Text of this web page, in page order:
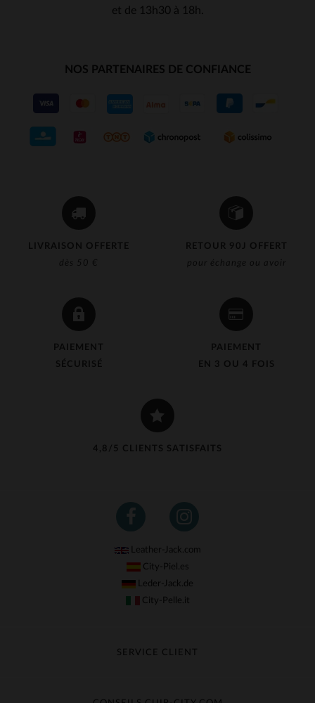
LIVRAISON OFFERTE
dès 50 €
RETOUR 90J OFFERT
pour échange ou avoir
PAIEMENT
SÉCURISÉ
PAIEMENT
EN 3 OU 4 FOIS
4,8/5 CLIENTS SATISFAITS
et de 13h30 à 18h.
NOS PARTENAIRES DE CONFIANCE
Leather-Jack.com
City-Piel.es
Leder-Jack.de
City-Pelle.it
SERVICE CLIENT